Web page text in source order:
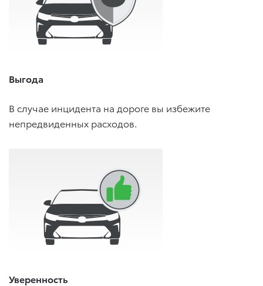
Выгода
В случае инцидента на дороге вы избежите
непредвиденных расходов.
Уверенность